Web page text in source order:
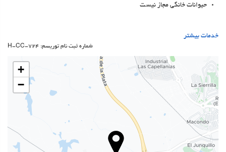
حیوانات خانگی مجاز نیست
غذا و نوشیدنی
بار
On-site coffee house
بهداشت و سلامتی
اسپا
Turkish/Steam Bath
خدمات بیشتر
شماره ثبت نام توریسم: H-CC-724
+
−